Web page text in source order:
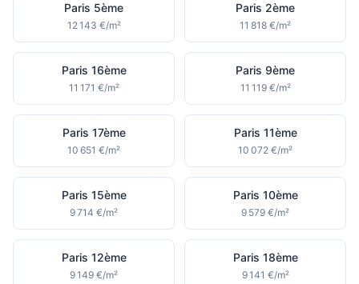
Paris 5ème
12 143 €/m²
Paris 2ème
11 818 €/m²
Paris 16ème
11 171 €/m²
Paris 9ème
11 119 €/m²
Paris 17ème
10 651 €/m²
Paris 11ème
10 072 €/m²
Paris 15ème
9 714 €/m²
Paris 10ème
9 579 €/m²
Paris 12ème
9 149 €/m²
Paris 18ème
9 141 €/m²